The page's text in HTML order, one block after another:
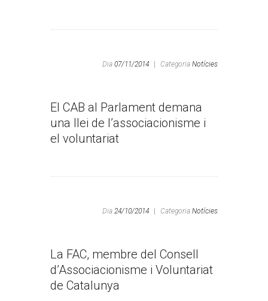
Dia 07/11/2014 Categoria Notícies
El CAB al Parlament demana
una llei de l’associacionisme i
el voluntariat
Dia 24/10/2014 Categoria Notícies
La FAC, membre del Consell
d’Associacionisme i Voluntariat
de Catalunya